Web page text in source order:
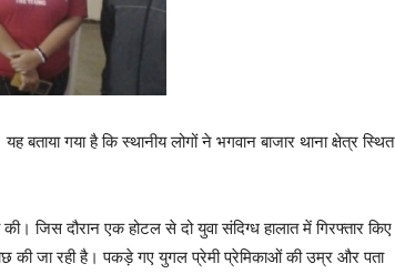
गया है कि स्थानीय लोगों ने भगवान बाजार थाना क्षेत्र स्थित
जिस दौरान एक होटल से दो युवा संदिग्ध हालात में गिरफ्तार किए
की जा रही है। पकड़े गए युगल प्रेमी प्रेमिकाओं की उम्र और पता